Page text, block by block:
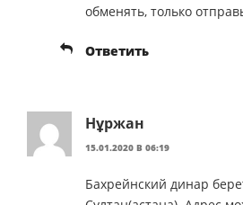
обменять, только
Ответить
Нұржан
15.01.2020 В 06:19
Бахрейнский динар